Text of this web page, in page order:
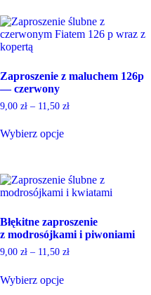
has
multiple
variants.
The
may
be
chosen
on
product
Zaproszenie z maluchem 126p
— czerwony
9,00 zł– 11,50 zł
Wybierz opcje
has
multiple
variants.
options
may
be
chosen
the
Błękitne zaproszenie
z modrosójkami i piwoniami
9,00 zł– 11,50 zł
Wybierz opcje